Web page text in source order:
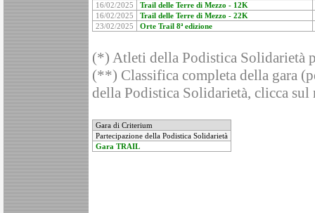
16/02/2025
Trail delle Terre di Mezzo - 12K
16/02/2025
Trail delle Terre di Mezzo - 22K
23/02/2025
Orte Trail 8ª edizione
(*) Atleti della Podistica Solidarietà
(**) Classifica completa della gara
della Podistica Solidarietà, clicca sul
Gara di Criterium
Partecipazione della Podistica Solidarietà
Gara TRAIL